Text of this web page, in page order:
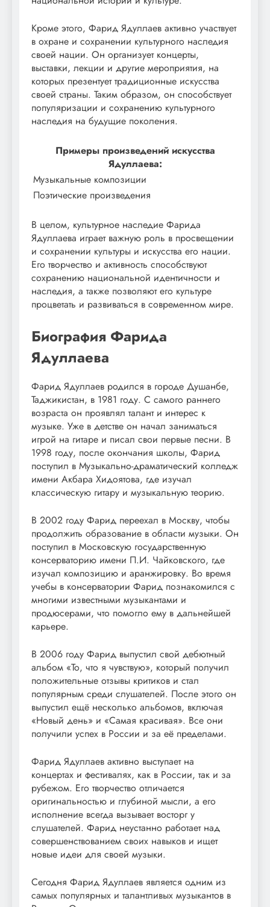
Кроме этого, Фарид Ядуллаев активно участвует
в охране и сохранении культурного наследия
своей нации. Он организует концерты,
выставки, лекции и другие мероприятия, на
которых презентует традиционные искусства
своей страны. Таким образом, он способствует
популяризации и сохранению культурного
наследия на будущие поколения.
Примеры произведений искусства
Ядуллаева:
Музыкальные композиции
Поэтические произведения
В целом, культурное наследие Фарида
Ядуллаева играет важную роль в просвещении
и сохранении культуры и искусства его нации.
Его творчество и активность способствуют
сохранению национальной идентичности и
наследия, а также позволяют его культуре
процветать и развиваться в современном мире.
Биография Фарида
Ядуллаева
Фарид Ядуллаев родился в городе Душанбе,
Таджикистан, в 1981 году. С самого раннего
возраста он проявлял талант и интерес к
музыке. Уже в детстве он начал заниматься
игрой на гитаре и писал свои первые песни. В
1998 году, после окончания школы, Фарид
поступил в Музыкально-драматический колледж
имени Акбара Хидоятова, где изучал
классическую гитару и музыкальную теорию.
В 2002 году Фарид переехал в Москву, чтобы
продолжить образование в области музыки. Он
поступил в Московскую государственную
консерваторию имени П.И. Чайковского, где
изучал композицию и аранжировку. Во время
учебы в консерватории Фарид познакомился с
многими известными музыкантами и
продюсерами, что помогло ему в дальнейшей
карьере.
В 2006 году Фарид выпустил свой дебютный
альбом «То, что я чувствую», который получил
положительные отзывы критиков и стал
популярным среди слушателей. После этого он
выпустил ещё несколько альбомов, включая
«Новый день» и «Самая красивая». Все они
получили успех в России и за её пределами.
Фарид Ядуллаев активно выступает на
концертах и фестивалях, как в России, так и за
рубежом. Его творчество отличается
оригинальностью и глубиной мысли, а его
исполнение всегда вызывает восторг у
слушателей. Фарид неустанно работает над
совершенствованием своих навыков и ищет
новые идеи для своей музыки.
Сегодня Фарид Ядуллаев является одним из
самых популярных и талантливых музыкантов в